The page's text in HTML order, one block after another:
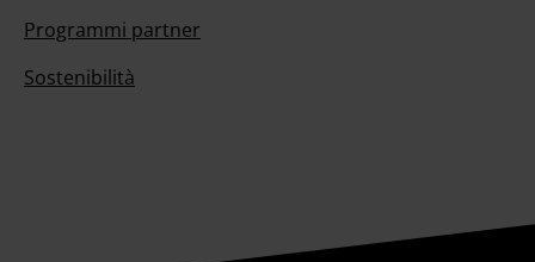
Programmi partner
Sostenibilità